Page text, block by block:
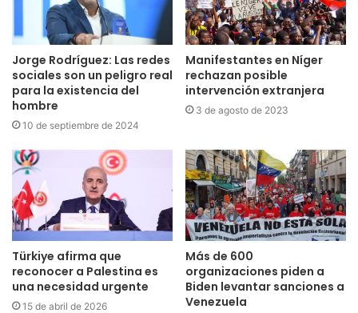
Jorge Rodríguez: Las redes
sociales son un peligro real
para la existencia del
hombre
10 de septiembre de 2024
Manifestantes en Níger
rechazan posible
intervención extranjera
3 de agosto de 2023
Türkiye afirma que
reconocer a Palestina es
una necesidad urgente
15 de abril de 2026
Más de 600
organizaciones piden a
Biden levantar sanciones a
Venezuela